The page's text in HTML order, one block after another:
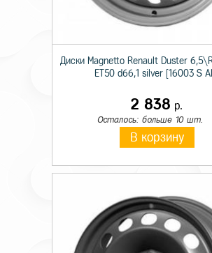
Диски Magnetto Renault Duster
ET50 d66,1 silver [16003 S
2 838 р.
Осталось: больше 10 шт.
В корзину